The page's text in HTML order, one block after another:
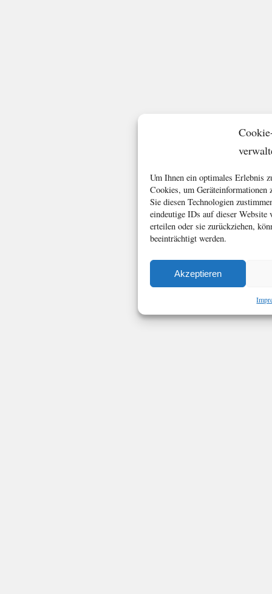
Um Ihnen ein optimales Erlebnis
Cookies, um Geräteinformationen
Sie diesen Technologien
eindeutige IDs auf dieser
erteilen oder sie zurückziehen,
beeinträchtigt werden.
Akzeptieren